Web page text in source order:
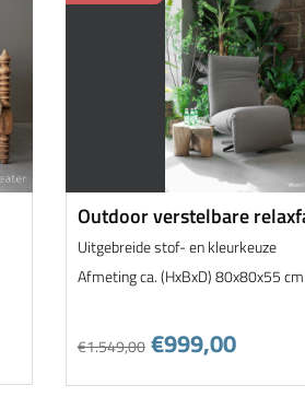
Outdoor verstelbare
Zwart onderstel
Uitgebreide stof- en kleurkeuze
Afmeting ca. (HxBxD) 80x80x55 cm
€1.549,00 €999,00